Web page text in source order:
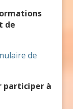
de
de
participer à